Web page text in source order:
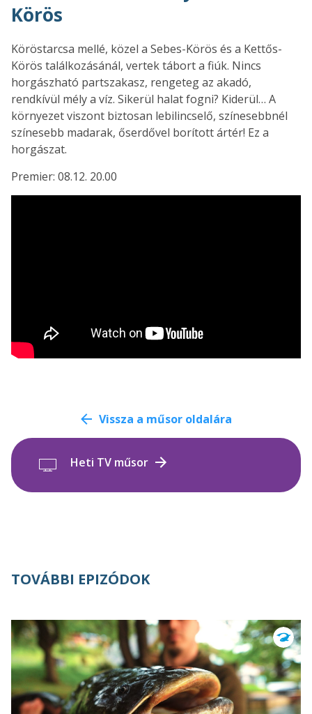
Körös
Köröstarcsa mellé, közel a Sebes-Körös és a Kettős-
Körös találkozásánál, vertek tábort a fiúk. Nincs
horgászható partszakasz, rengeteg az akadó,
rendkívül mély a víz. Sikerül halat fogni? Kiderül… A
környezet viszont biztosan lebilincselő, színesebbnél
színesebb madarak, őserdővel borított ártér! Ez a
horgászat.
Premier: 08.12. 20.00
Vissza a műsor oldalára
Heti TV műsor
TOVÁBBI EPIZÓDOK